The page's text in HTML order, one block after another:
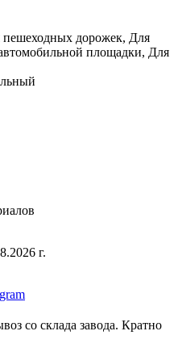
пешеходных дорожек, Для
площадки, Для
г.
со склада завода. Кратно